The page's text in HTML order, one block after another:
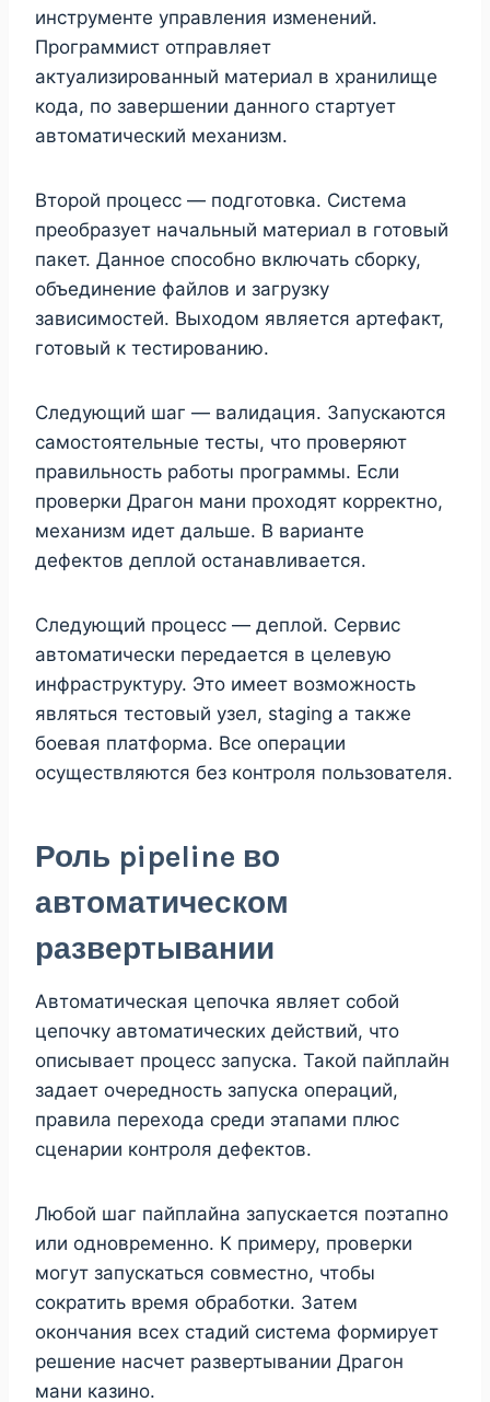
инструменте управления изменений.
Программист отправляет
актуализированный материал в хранилище
кода, по завершении данного стартует
автоматический механизм.
Второй процесс — подготовка. Система
преобразует начальный материал в готовый
пакет. Данное способно включать сборку,
объединение файлов и загрузку
зависимостей. Выходом является артефакт,
готовый к тестированию.
Следующий шаг — валидация. Запускаются
самостоятельные тесты, что проверяют
правильность работы программы. Если
проверки Драгон мани проходят корректно,
механизм идет дальше. В варианте
дефектов деплой останавливается.
Следующий процесс — деплой. Сервис
автоматически передается в целевую
инфраструктуру. Это имеет возможность
являться тестовый узел, staging а также
боевая платформа. Все операции
осуществляются без контроля пользователя.
Роль pipeline во
автоматическом
развертывании
Автоматическая цепочка являет собой
цепочку автоматических действий, что
описывает процесс запуска. Такой пайплайн
задает очередность запуска операций,
правила перехода среди этапами плюс
сценарии контроля дефектов.
Любой шаг пайплайна запускается поэтапно
или одновременно. К примеру, проверки
могут запускаться совместно, чтобы
сократить время обработки. Затем
окончания всех стадий система формирует
решение насчет развертывании Драгон
мани казино.